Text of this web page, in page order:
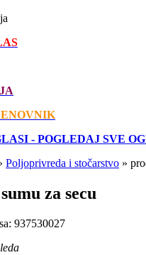
- POGLEDAJ SVE
Poljoprivreda i stočarstvo »
za secu
937530027